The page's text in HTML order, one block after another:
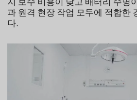
과 원격 현장 작업 모두에 적합한
다.